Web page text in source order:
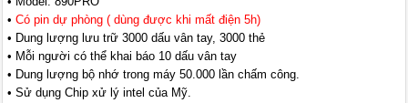
•Có pin dự phòng ( dùng được khi mất điện 5h)
• Dung lượng lưu trữ 3000 dấu vân tay, 3000 thẻ
• Mỗi người có thể khai báo 10 dấu vân tay
• Dung lượng bộ nhớ trong máy 50.000 lần chấm công.
• Sử dụng Chip xử lý intel của Mỹ.